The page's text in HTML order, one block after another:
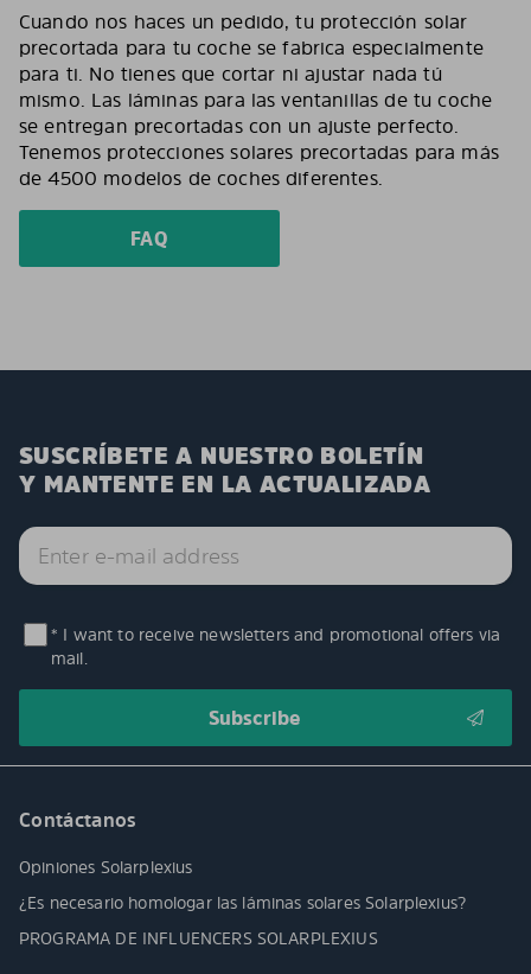
Cuando nos haces un pedido, tu protección solar
precortada para tu coche se fabrica especialmente
para ti. No tienes que cortar ni ajustar nada tú
mismo. Las láminas para las ventanillas de tu coche
se entregan precortadas con un ajuste perfecto.
Tenemos protecciones solares precortadas para más
de 4500 modelos de coches diferentes.
FAQ
SUSCRÍBETE A NUESTRO BOLETÍN
Y MANTENTE EN LA ACTUALIZADA
* I want to receive newsletters and promotional offers via
mail.
Contáctanos
Opiniones Solarplexius
¿Es necesario homologar las láminas solares Solarplexius?
PROGRAMA DE INFLUENCERS SOLARPLEXIUS